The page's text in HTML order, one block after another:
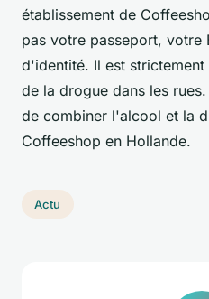
établissement de
pas votre passeport, votre
d'identité. Il est
de la drogue dans les
de combiner l'alcool et la
Coffeeshop en Hollande.
Actu